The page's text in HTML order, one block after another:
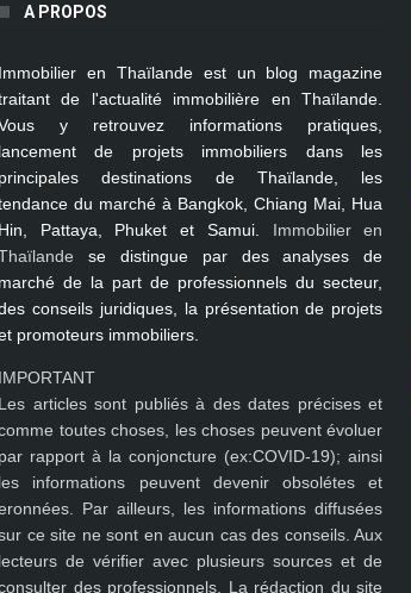
A PROPOS
Immobilier en Thaïlandeest un blog magazine
de l'actualité immobilière en Thaïlande.
y retrouvez informations pratiques,
lancement de projets immobiliers dans les
principales destinations de Thaïlande, les
du marché à Bangkok, Chiang Mai, Hua
Hin, Pattaya, Phuket et Samui. Immobilier en
se distingue par des analyses de
marché de la part de professionnels du secteur,
conseils juridiques, la présentation de projets
promoteurs immobiliers.
IMPORTANT
Les articles sont publiés à des dates précises et
toutes choses, les choses peuvent évoluer
par rapport à la conjoncture (ex:COVID-19); ainsi
les informations peuvent devenir obsolétes et
. Par ailleurs, les informations diffusées
ce site ne sont en aucun cas des conseils. Aux
lecteurs de vérifier avec plusieurs sources et de
des professionnels. La rédaction du site